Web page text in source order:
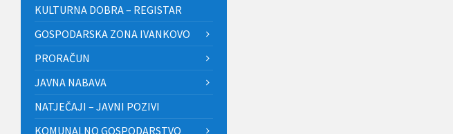
KULTURNA DOBRA – REGISTAR
GOSPODARSKA ZONA IVANKOVO
PRORAČUN
JAVNA NABAVA
NATJEČAJI – JAVNI POZIVI
KOMUNALNO GOSPODARSTVO